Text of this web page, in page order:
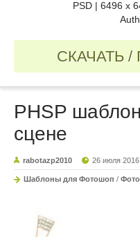
PSD | 6496 x
СКАЧАТЬ
PHSP
сцене
rabotazp2010 26 июля 2016
Шаблоны для Фотошоп /